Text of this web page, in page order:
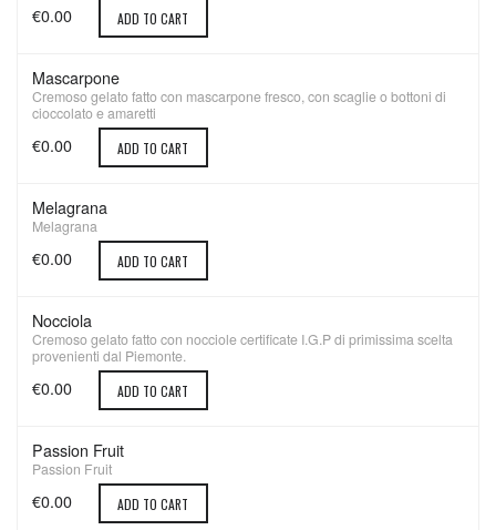
€0.00 ADD TO CART
Mascarpone
Cremoso gelato fatto con mascarpone fresco, con scaglie o bottoni di
cioccolato e amaretti
€0.00 ADD TO CART
Melagrana
Melagrana
€0.00 ADD TO CART
Nocciola
Cremoso gelato fatto con nocciole certificate I.G.P di primissima scelta
provenienti dal Piemonte.
€0.00 ADD TO CART
Passion Fruit
Passion Fruit
€0.00 ADD TO CART